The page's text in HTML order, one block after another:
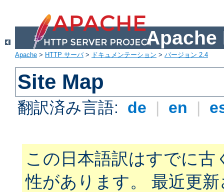
Apache
Apache > HTTP サーバ> ドキュメンテーション > バージョン 2.4
Site Map
翻訳済み言語: de | en |
この日本語訳はすでに古
性があります。 最近更